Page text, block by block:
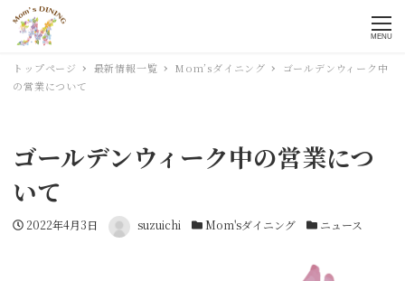
MENU
トップページ 最新情報一覧 Mom’sダイニング
ゴールデンウィーク中
の営業について
ゴールデンウィーク中の営業につ
いて
投稿日
2022年4月3日 著者 suzuichi カテゴリー
Mom'sダイニング カテゴリー
ニュース